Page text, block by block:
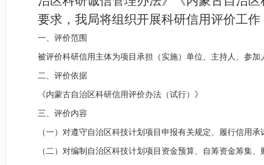
要求，我局将组织开展科研信用评价工
一、评价范围
被评价科研信用主体为项目承担（实施）单位、主持人、参
二、评价依据
《内蒙古自治区科研信用评价办法（试行）》
三、评价内容
（一）对遵守自治区科技计划项目申报有关规定、履行信用
（二）对编制自治区科技计划项目资金预算、自筹资金筹集